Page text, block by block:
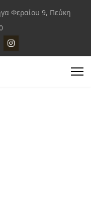
Φεραίου 9, Πεύκη